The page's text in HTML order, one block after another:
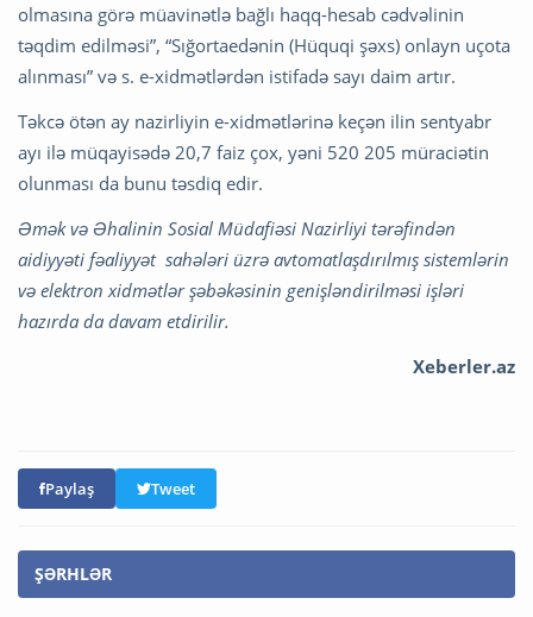
olmasına görə müavinətlə bağlı haqq-hesab cədvəlinin
təqdim edilməsi”, “Sığortaedənin (Hüquqi şəxs) onlayn uçota
alınması” və s. e-xidmətlərdən istifadə sayı daim artır.
Təkcə ötən ay nazirliyin e-xidmətlərinə keçən ilin sentyabr
ayı ilə müqayisədə 20,7 faiz çox, yəni 520 205 müraciətin
olunması da bunu təsdiq edir.
Əmək və Əhalinin Sosial Müdafiəsi Nazirliyi tərəfindən
aidiyyəti fəaliyyət sahələri üzrə avtomatlaşdırılmış sistemlərin
və elektron xidmətlər şəbəkəsinin genişləndirilməsi işləri
hazırda da davam etdirilir.
Xeberler.az
Paylaş Tweet
ŞƏRHLƏR